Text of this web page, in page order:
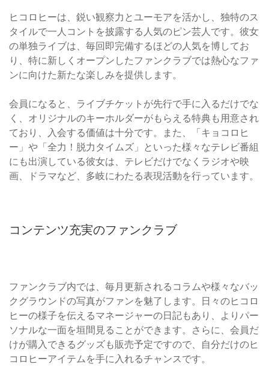
ヒコロヒーは、鋭い観察力とユーモアを活かし、独特のス
タイルで一人コントを披露する人気のピン芸人です。彼女
の単独ライブは、毎回即完備するほどの人気を博してお
り、特に新しくオープンしたファンクラブでは熱心なファ
ンに向けた新たな楽しみを提供します。
会員になると、ライブチケットが先行で手に入るだけでな
く、オリジナルのキーホルダーがもらえる特典も用意され
ており、入会する価値は十分です。また、「キョコロヒ
ー」や「全力！脱力タイムズ」といった様々なテレビ番組
にも出演している彼女は、テレビだけでなくラジオや映
画、ドラマなど、多岐にわたる表現活動を行っています。
コンテンツ充実のファンクラブ
ファンクラブ内では、毎月更新されるコラムや様々なバッ
クグラウンドの写真がファンを魅了します。日々のヒコロ
ヒーの様子を伝えるマネージャーの日記もあり、よりパー
ソナルな一面を垣間見ることができます。さらに、会員だ
けが購入できるグッズも販売予定ですので、自分だけのヒ
コロヒーアイテムを手に入れるチャンスです。